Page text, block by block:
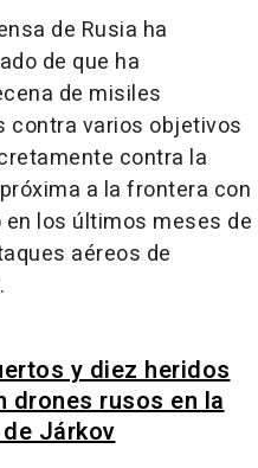
de Rusia ha
de que ha
de misiles
contra varios objetivos
contra la
a la frontera con
los últimos meses de
aéreos de
y diez heridos
drones rusos en la
Járkov